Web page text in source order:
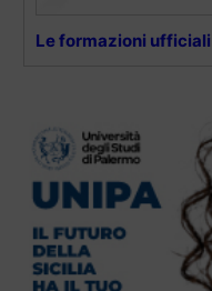
Le formazioni